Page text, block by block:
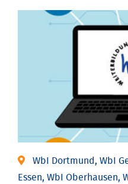
WbI Dortmund, WbI
Essen, WbI Oberhausen,